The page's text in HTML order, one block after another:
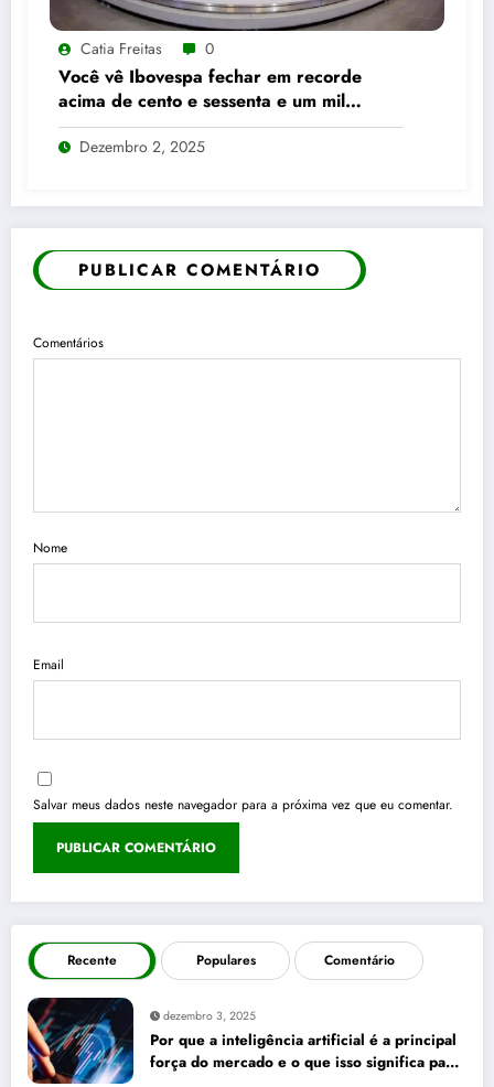
Catia Freitas 0
Você vê Ibovespa fechar em recorde
acima de cento e sessenta e um mil
pontos enquanto dólar recua para cinco
reais e trinta e três centavos
Dezembro 2, 2025
PUBLICAR COMENTÁRIO
Comentários
Nome
Email
Salvar meus dados neste navegador para a próxima vez que eu comentar.
Recente Populares Comentário
dezembro 3, 2025
Por que a inteligência artificial é a principal
força do mercado e o que isso significa para